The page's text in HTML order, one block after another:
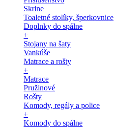
Skrine
Toaletné stolíky, šperkovnice
Doplnky do spálne
+
Stojany na šaty
Vankúše
Matrace a rošty
+
Matrace
Pružinové
Rošty
Komody, regály a police
+
Komody do spálne